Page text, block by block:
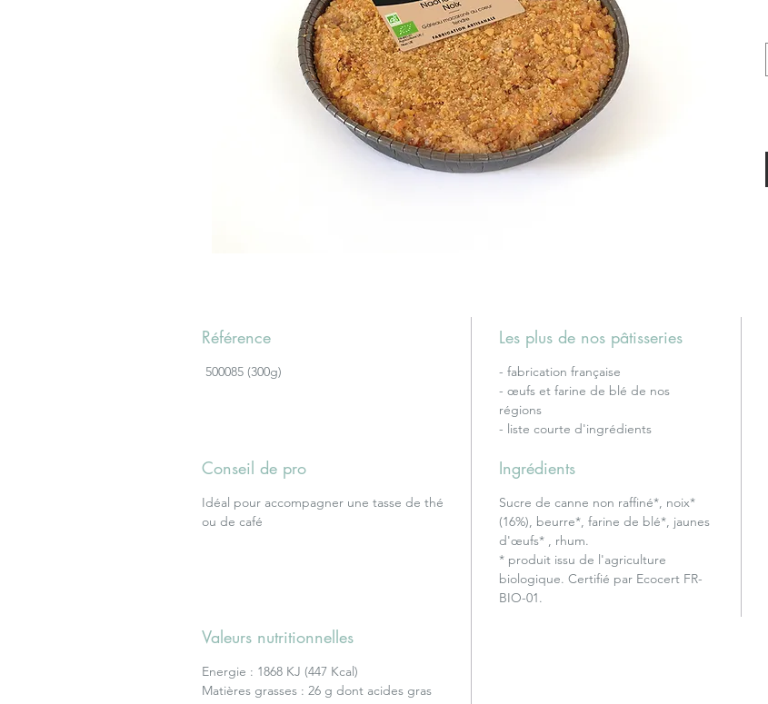
Référence
500085 (300g)
Les plus de nos pâtisseries
- fabrication française
- œufs et farine de blé de nos
régions
- liste courte d'ingrédients
Conseil de pro
Idéal pour accompagner une tasse de thé
ou de café
Ingrédients
Sucre de canne non raffiné*, noix*
(16%), beurre*, farine de blé*, jaunes
d'œufs* , rhum.
* produit issu de l'agriculture
biologique. Certifié par Ecocert FR-
BIO-01.
Valeurs nutritionnelles
Energie : 1868 KJ (447 Kcal)
Matières grasses : 26 g dont acides gras